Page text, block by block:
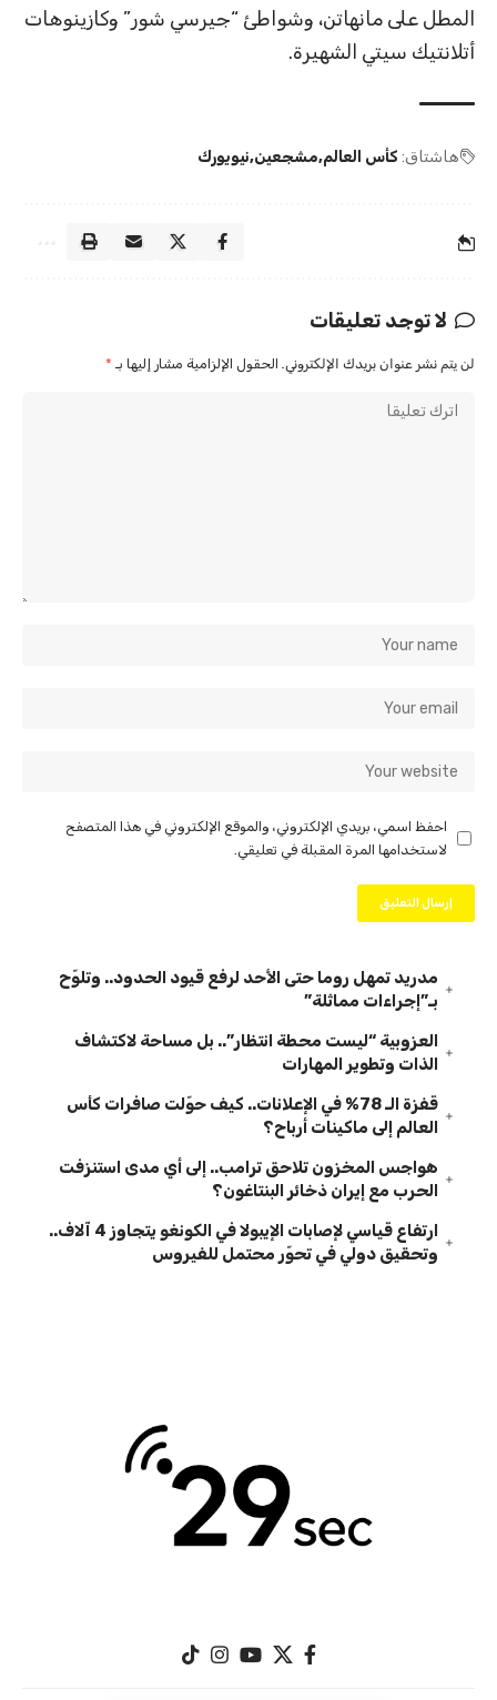
المطل على مانهاتن، وشواطئ “جيرسي شور” وكازينوهات
أتلانتيك سيتي الشهيرة.
هاشتاق: كأس العالم مشجعين نيويورك
لا توجد تعليقات
لن يتم نشر عنوان بريدك الإلكتروني. الحقول الإلزامية مشار إليها بـ *
احفظ اسمي، بريدي الإلكتروني، والموقع الإلكتروني في هذا المتصفح
لاستخدامها المرة المقبلة في تعليقي.
مدريد تمهل روما حتى الأحد لرفع قيود الحدود.. وتلوّح
بـ”إجراءات مماثلة”
العزوبية “ليست محطة انتظار”.. بل مساحة لاكتشاف
الذات وتطوير المهارات
قفزة الـ 78% في الإعلانات.. كيف حوّلت صافرات كأس
العالم إلى ماكينات أرباح؟
هواجس المخزون تلاحق ترامب.. إلى أي مدى استنزفت
الحرب مع إيران ذخائر البنتاغون؟
ارتفاع قياسي لإصابات الإيبولا في الكونغو يتجاوز 4 آلاف..
وتحقيق دولي في تحوّر محتمل للفيروس